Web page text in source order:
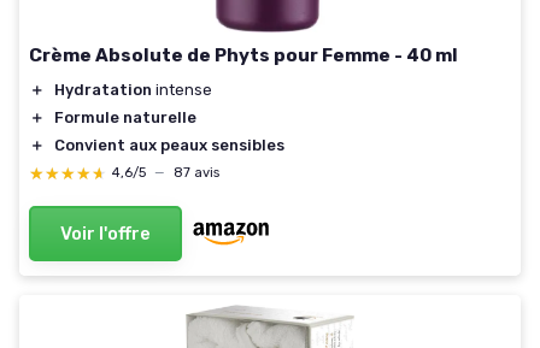
Crème Absolute de Phyts pour Femme - 40 ml
＋ Hydratation intense
＋
Formule naturelle
＋
Convient aux peaux sensibles
★★★★★
★★★★★ 4,6/5 — 87 avis
Voir l'offre